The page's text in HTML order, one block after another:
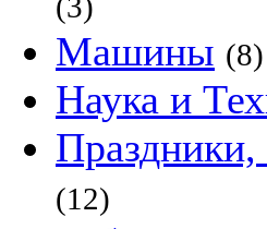
Машины (8)
Наука и
(12)